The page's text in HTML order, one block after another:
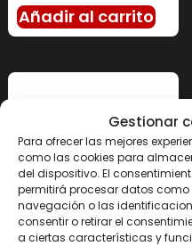
Gestionar
Para ofrecer las mejores
como las cookies para
del dispositivo. El
permitirá procesar datos
navegación o las
consentir o retirar el
a ciertas características y
Añadir al carrito